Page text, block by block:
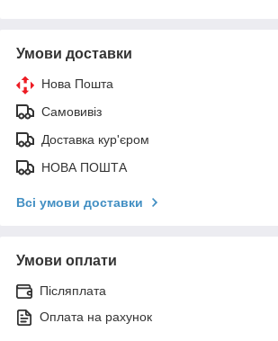
Умови доставки
Нова Пошта
Самовивіз
Доставка кур'єром
НОВА ПОШТА
Всі умови доставки
Умови оплати
Післяплата
Оплата на рахунок